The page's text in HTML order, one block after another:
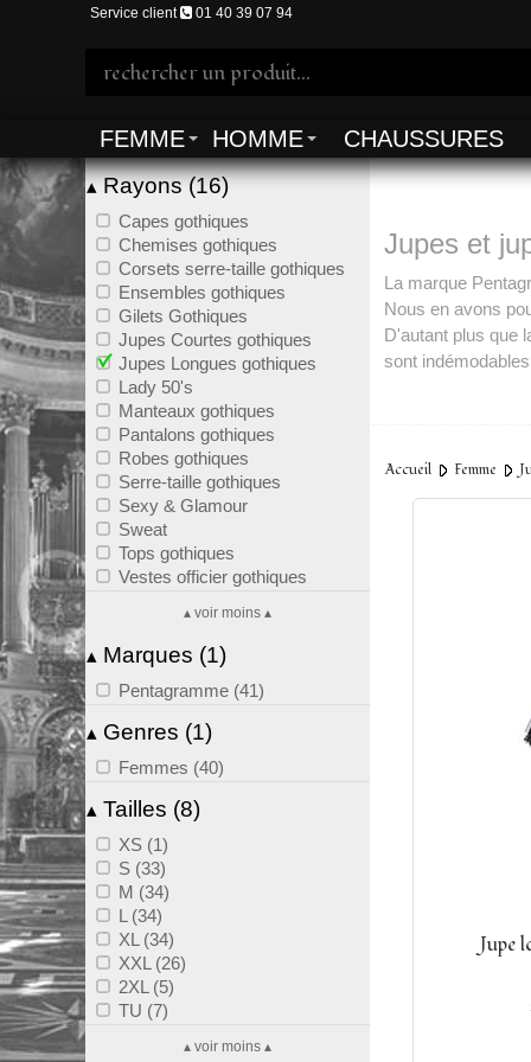
Service client 01 40 39 07 94
FEMME HOMME CHAUSSURES
▴Rayons (16)
Capes gothiques
Chemises gothiques
Corsets serre-taille gothiques
Ensembles gothiques
Gilets Gothiques
Jupes Courtes gothiques
Jupes Longues gothiques
Lady 50's
Manteaux gothiques
Pantalons gothiques
Robes gothiques
Serre-taille gothiques
Sexy & Glamour
Sweat
Tops gothiques
Vestes officier gothiques
▴ voir moins ▴
▴ Marques (1)
Pentagramme (41)
▴ Genres (1)
Femmes (40)
▴ Tailles (8)
XS (1)
S (33)
M (34)
L (34)
XL (34)
XXL (26)
2XL (5)
TU (7)
▴ voir moins ▴
Jupes et
La marque
Nous en avons
D'autant plus que
sont
jupes sexy sans
Accueil Femme
Jupe